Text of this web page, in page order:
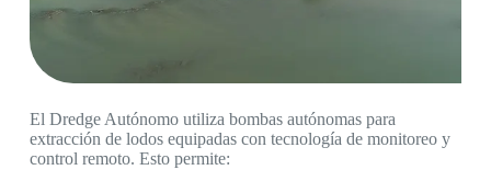
El Dredge Autónomo utiliza bombas autónomas para
extracción de lodos equipadas con tecnología de monitoreo y
control remoto. Esto permite: